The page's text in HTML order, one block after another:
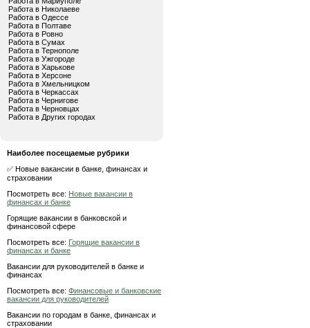
Работа в Николаеве
Работа в Одессе
Работа в Полтаве
Работа в Ровно
Работа в Сумах
Работа в Тернополе
Работа в Ужгороде
Работа в Харькове
Работа в Херсоне
Работа в Хмельницком
Работа в Черкассах
Работа в Чернигове
Работа в Черновцах
Работа в Других городах
Наиболее посещаемые рубрики
✅ Новые вакансии в банке, финансах и
страховании
Посмотреть все: Новые вакансии в
финансах и банке
Горящие вакансии в банковской и
финансовой сфере
Посмотреть все: Горящие вакансии в
финансах и банке
Вакансии для руководителей в банке и
финансах
Посмотреть все: Финансовые и банковские
вакансии для руководителей
Вакансии по городам в банке, финансах и
страховании